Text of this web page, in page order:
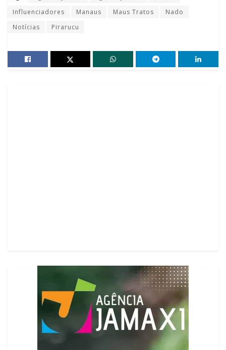
Influenciadores
Manaus Maus Tratos
Nado
Notícias
Pirarucu